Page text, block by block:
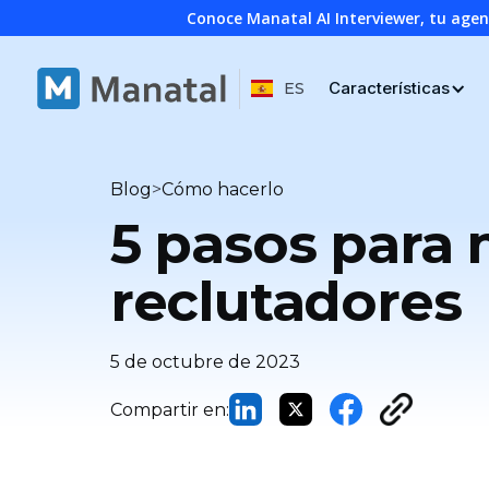
Conoce Manatal AI Interviewer, tu
ES Características
Blog>Cómo hacerlo
5 pasos para
reclutadores
5 de octubre de 2023
Compartir en: